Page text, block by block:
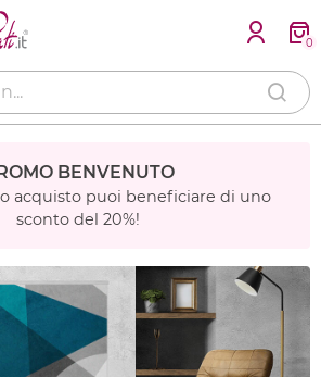
0
BENVENUTO
acquisto puoi beneficiare di uno
sconto del 20%!